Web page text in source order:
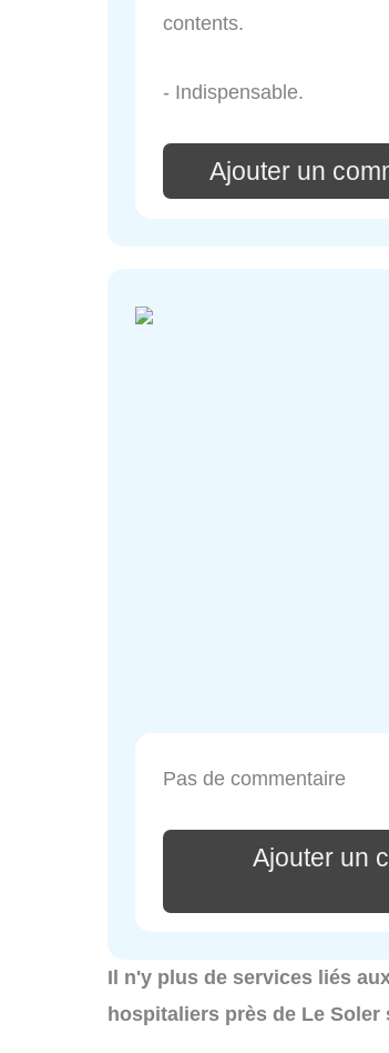
contents.
- Indispensable.
Ajouter un
Pas de commentaire
Ajouter un
Il n'y plus de services liés
hospitaliers près de Le